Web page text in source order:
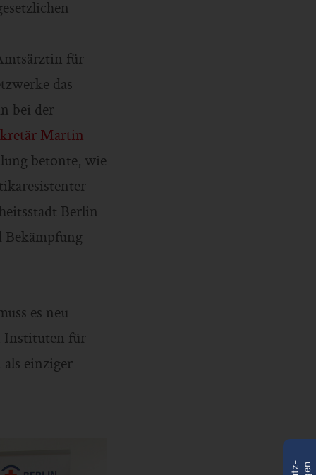
für
das
bei der
Martin
betonte, wie
Berlin
Bekämpfung
es neu
Instituten für
einziger